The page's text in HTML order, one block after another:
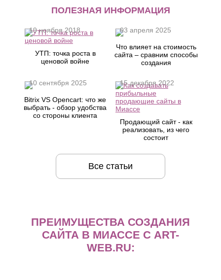
ПОЛЕЗНАЯ ИНФОРМАЦИЯ
УТП: точка роста в
ценовой войне
19 ноября 2018
Что влияет на стоимость
сайта – сравним способы
создания
03 апреля 2025
Bitrix VS Opencart: что же
выбрать - обзор удобства
со стороны клиента
10 сентября 2025
Продающий сайт - как
реализовать, из чего
состоит
15 декабря 2022
Все статьи
ПРЕИМУЩЕСТВА СОЗДАНИЯ
САЙТА В МИАССЕ С ART-
WEB.RU: